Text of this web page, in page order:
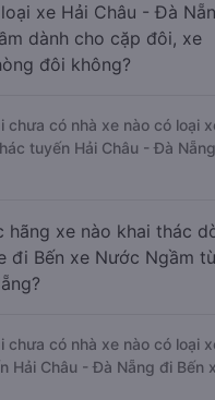
xe Hải Châu - Đà
dành cho cặp đôi, xe
đôi không?
chưa có nhà xe nào có loại
tuyến Hải Châu - Đà
hãng xe nào khai thác
đi Bến xe Nước Ngầm
chưa có nhà xe nào có loại
Hải Châu - Đà Nẵng đi Bến